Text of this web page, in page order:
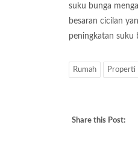
suku bunga
besaran cicilan
peningkatan suku
Rumah Properti
Share this Post: